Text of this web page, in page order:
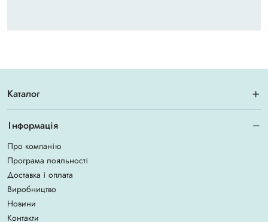
Каталог
Інформація
Про компанію
Програма лояльності
Доставка і оплата
Виробництво
Новини
Контакти